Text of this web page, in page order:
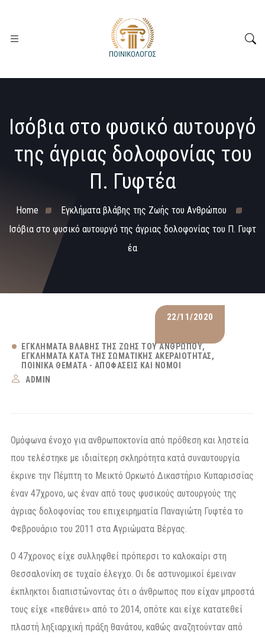
Ισόβια στο φυσικό αυτουργό
της άγριας δολοφονίας του
Π. Γυφτέα
Home
Εγκλήματα βλάβης της Ζωής του Ανθρώπου
Ισόβια στο φυσικό αυτουργό της άγριας δολοφονίας του Π. Γυφτ
έα
22/11/2020
ΕΓΚΛΉΜΑΤΑ ΒΛΆΒΗΣ ΤΗΣ ΖΩΉΣ ΤΟΥ ΑΝΘΡΏΠΟΥ
ΕΓΚΛΉΜΑΤΑ ΚΑΤΆ ΤΗΣ ΣΩΜΑΤΙΚΉΣ ΑΚΕΡΑΙΌΤΗΤΑΣ
ΠΟΙΝΙΚΆ ΘΈΜΑΤΑ - ΑΠΟΦΆΣΕΙΣ ΚΑΙ ΝΌΜΟΙ
ADMIN
Ομόφωνα ένοχο για ανθρωποκτονία από πρόθεση και ληστεία
που τελέστηκε με ιδιαίτερη σκληρότητα κατά συναυτουργία
έκρινε την Πέμπτη το Μεικτό Ορκωτό Δικαστήριο Κυπαρισσίας
έναν 47χρονο, ως έναν από τους φυσικούς αυτουργούς της
άγριας δολοφονίας του επιχειρηματία Παναγιώτη Γυφτέα το
Φεβρουάριο του 2011 στα Αγριώματα Βέργας.
Ο 47χρονος είχε συλληφθεί πρόπερσι το καλοκαίρι στη
Θεσσαλονίκη σε τυχαίο έλεγχο. Οι δε αστυνομικοί έμειναν
έκπληκτοι διαπιστώνοντας ότι ο άνθρωπος που είχαν μπροστά
τους είχε «πεθάνει» από το 2014, οπότε και είχε κατατεθεί
πλαστή ληξιαρχική πράξη θανάτου, καθώς αναζητούνταν από